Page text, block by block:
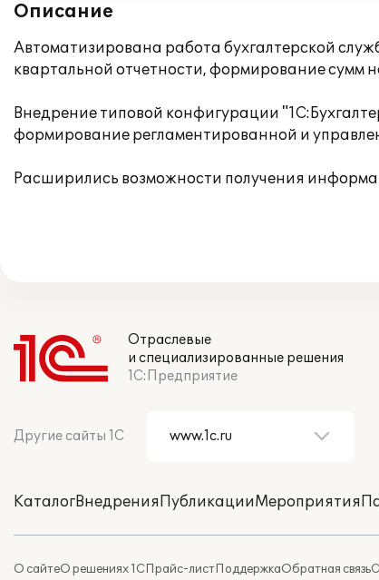
Описание
Автоматизирована работа бухгалтерской
квартальной отчетности, формирование сумм
Внедрение типовой конфигурации
формирование регламентированной и
Расширились возможности получения
Отраслевые
и специализированные решения
1С:Предприятие
Другие сайты 1С
КаталогВнедренияПубликацииМероприятия
О сайтеО решениях 1СПрайс-листПоддержкаОбратная связь